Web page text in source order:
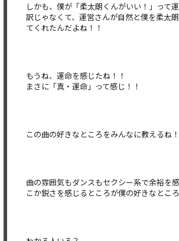
しかも、僕が「柔太朗くんがいい！」って
訳じゃなくて、運営さんが自然と僕を柔太
てくれたんだよね！！
もうね、運命を感じたね！！
まさに「真・運命」って感じ！！
この曲の好きなところをみんなに教えるね！
曲の雰囲気もダンスもセクシー系で余裕を
こか鋭さを感じるところが僕の好きなとこ